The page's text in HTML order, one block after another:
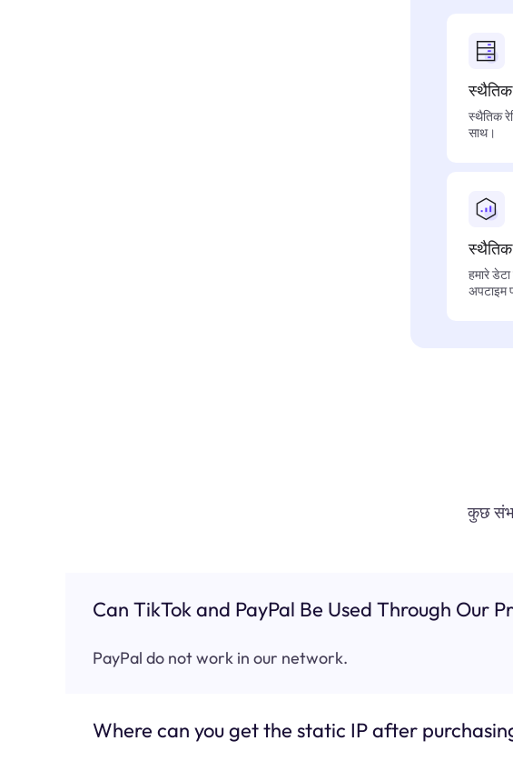
स्थैतिक
स्थैतिक
साथ।
स्थैतिक
हमारे
अपटाइम
कुछ
Can TikTok and PayPal Be Used Through Our
PayPal do not work in our network.
Where can you get the static IP after